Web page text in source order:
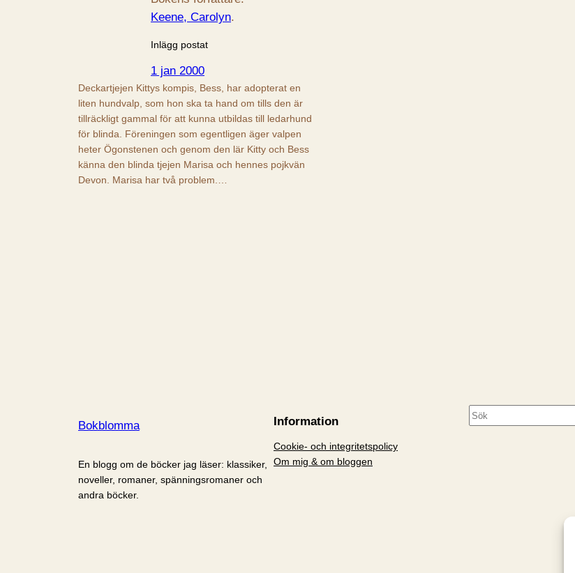
Keene, Carolyn.
Inlägg postat
1 jan 2000
Deckartjejen Kittys kompis, Bess, har adopterat en
liten hundvalp, som hon ska ta hand om tills den är
tillräckligt gammal för att kunna utbildas till ledarhund
för blinda. Föreningen som egentligen äger valpen
heter Ögonstenen och genom den lär Kitty och Bess
känna den blinda tjejen Marisa och hennes pojkvän
Devon. Marisa har två problem.…
Bokblomma
En blogg om de böcker jag läser: klassiker,
noveller, romaner, spänningsromaner och
andra böcker.
Information
Cookie- och integritetspolicy
Om mig & om bloggen
S